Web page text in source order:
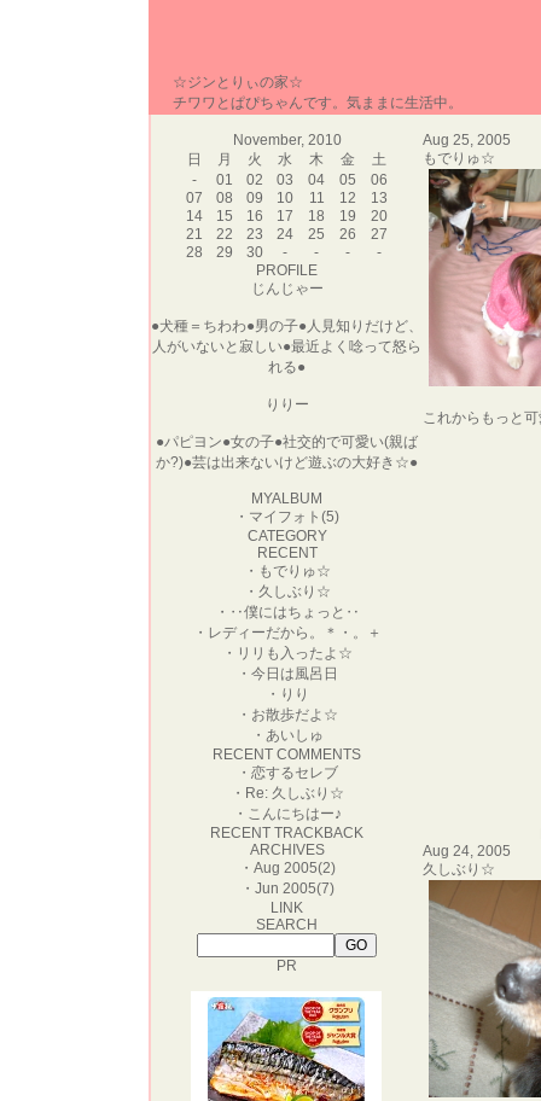
☆ジンとりぃの家☆
チワワとぱぴちゃんです。気ままに生活中。
November, 2010
日
月 火 水 木 金
土
-
01 02 03 04 05
06
07
08 09 10 11 12
13
14
15 16 17 18 19
20
21
22 23 24 25 26
27
28
29 30 - - -
-
PROFILE
じんじゃー
●犬種＝ちわわ●男の子●人見知りだけど、
人がいないと寂しい●最近よく唸って怒ら
れる●
りりー
●パピヨン●女の子●社交的で可愛い(親ば
か?)●芸は出来ないけど遊ぶの大好き☆●
MYALBUM
・ マイフォト(5)
CATEGORY
RECENT
・ もでりゅ☆
・ 久しぶり☆
・ ‥僕にはちょっと‥
・ レディーだから。＊・。＋
・ リリも入ったよ☆
・ 今日は風呂日
・ りり
・ お散歩だよ☆
・ あいしゅ
RECENT COMMENTS
・ 恋するセレブ
・ Re: 久しぶり☆
・ こんにちはー♪
RECENT TRACKBACK
ARCHIVES
・ Aug 2005(2)
・ Jun 2005(7)
LINK
SEARCH
PR
Aug 25, 2005
もでりゅ☆
これからもっと
Aug 24, 2005
久しぶり☆